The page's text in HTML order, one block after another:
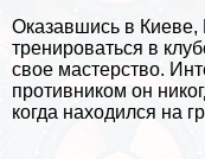
Оказавшись в Киеве,
тренироваться в
свое мастерство.
противником он
когда находился на